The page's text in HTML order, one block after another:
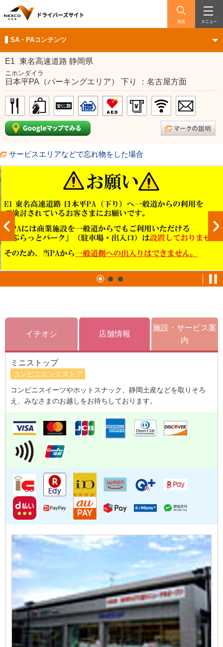
検索 メニュー
SA・PAコンテンツ
E1 東名高速道路 静岡県
ニホンダイラ
日本平PA（パーキングエリア） 下り ：名古屋方面
サービスエリアなどで忘れ物をした場合
イチオシ 店舗情報
施設・サービス案
内
ミニストップ
コンビニエンスストア
コンビニスイーツやホットスナック、静岡土産などを取りそろ
え、みなさまのお越しをお待ちしております。